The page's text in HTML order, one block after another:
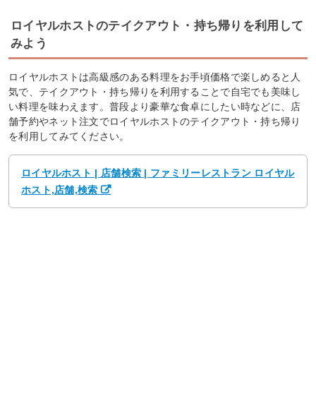
ロイヤルホストのテイクアウト・持ち帰りを利用して
みよう
ロイヤルホストは高級感のある料理をお手頃価格で楽しめると人
気で、テイクアウト・持ち帰りを利用することで自宅でも美味し
い料理を味わえます。普段より豪華な食卓にしたい時などに、店
舗予約やネット注文でロイヤルホストのテイクアウト・持ち帰り
を利用してみてください。
ロイヤルホスト | 店舗検索 | ファミリーレストラン ロイヤル
ホスト,店舗,検索